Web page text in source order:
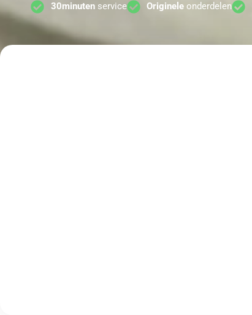
30minutenservice Originele onderdelen